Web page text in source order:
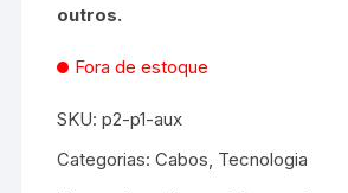
outros.
Fora de estoque
SKU:p2-p1-aux
Categorias:Cabos, Tecnologia